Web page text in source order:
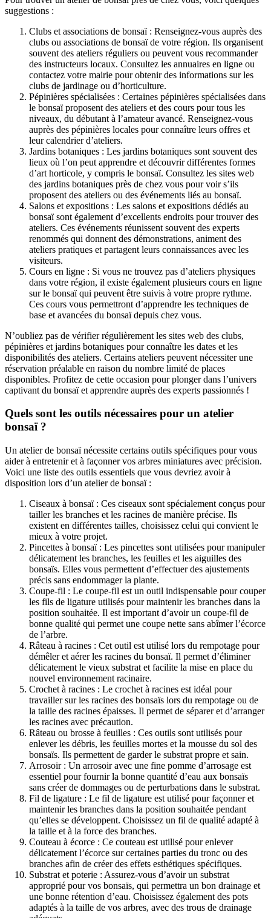
suggestions :
Clubs et associations de bonsaï : Renseignez-vous auprès des
clubs ou associations de bonsaï de votre région. Ils organisent
souvent des ateliers réguliers ou peuvent vous recommander
des instructeurs locaux. Consultez les annuaires en ligne ou
contactez votre mairie pour obtenir des informations sur les
clubs de jardinage ou d’horticulture.
Pépinières spécialisées : Certaines pépinières spécialisées dans
le bonsaï proposent des ateliers et des cours pour tous les
niveaux, du débutant à l’amateur avancé. Renseignez-vous
auprès des pépinières locales pour connaître leurs offres et
leur calendrier d’ateliers.
Jardins botaniques : Les jardins botaniques sont souvent des
lieux où l’on peut apprendre et découvrir différentes formes
d’art horticole, y compris le bonsaï. Consultez les sites web
des jardins botaniques près de chez vous pour voir s’ils
proposent des ateliers ou des événements liés au bonsaï.
Salons et expositions : Les salons et expositions dédiés au
bonsaï sont également d’excellents endroits pour trouver des
ateliers. Ces événements réunissent souvent des experts
renommés qui donnent des démonstrations, animent des
ateliers pratiques et partagent leurs connaissances avec les
visiteurs.
Cours en ligne : Si vous ne trouvez pas d’ateliers physiques
dans votre région, il existe également plusieurs cours en ligne
sur le bonsaï qui peuvent être suivis à votre propre rythme.
Ces cours vous permettront d’apprendre les techniques de
base et avancées du bonsaï depuis chez vous.
N’oubliez pas de vérifier régulièrement les sites web des clubs,
pépinières et jardins botaniques pour connaître les dates et les
disponibilités des ateliers. Certains ateliers peuvent nécessiter une
réservation préalable en raison du nombre limité de places
disponibles. Profitez de cette occasion pour plonger dans l’univers
captivant du bonsaï et apprendre auprès des experts passionnés !
Quels sont les outils nécessaires pour un atelier
bonsaï ?
Un atelier de bonsaï nécessite certains outils spécifiques pour vous
aider à entretenir et à façonner vos arbres miniatures avec précision.
Voici une liste des outils essentiels que vous devriez avoir à
disposition lors d’un atelier de bonsaï :
Ciseaux à bonsaï : Ces ciseaux sont spécialement conçus pour
tailler les branches et les racines de manière précise. Ils
existent en différentes tailles, choisissez celui qui convient le
mieux à votre projet.
Pincettes à bonsaï : Les pincettes sont utilisées pour manipuler
délicatement les branches, les feuilles et les aiguilles des
bonsaïs. Elles vous permettent d’effectuer des ajustements
précis sans endommager la plante.
Coupe-fil : Le coupe-fil est un outil indispensable pour couper
les fils de ligature utilisés pour maintenir les branches dans la
position souhaitée. Il est important d’avoir un coupe-fil de
bonne qualité qui permet une coupe nette sans abîmer l’écorce
de l’arbre.
Râteau à racines : Cet outil est utilisé lors du rempotage pour
démêler et aérer les racines du bonsaï. Il permet d’éliminer
délicatement le vieux substrat et facilite la mise en place du
nouvel environnement racinaire.
Crochet à racines : Le crochet à racines est idéal pour
travailler sur les racines des bonsaïs lors du rempotage ou de
la taille des racines épaisses. Il permet de séparer et d’arranger
les racines avec précaution.
Râteau ou brosse à feuilles : Ces outils sont utilisés pour
enlever les débris, les feuilles mortes et la mousse du sol des
bonsaïs. Ils permettent de garder le substrat propre et sain.
Arrosoir : Un arrosoir avec une fine pomme d’arrosage est
essentiel pour fournir la bonne quantité d’eau aux bonsaïs
sans créer de dommages ou de perturbations dans le substrat.
Fil de ligature : Le fil de ligature est utilisé pour façonner et
maintenir les branches dans la position souhaitée pendant
qu’elles se développent. Choisissez un fil de qualité adapté à
la taille et à la force des branches.
Couteau à écorce : Ce couteau est utilisé pour enlever
délicatement l’écorce sur certaines parties du tronc ou des
branches afin de créer des effets esthétiques spécifiques.
Substrat et poterie : Assurez-vous d’avoir un substrat
approprié pour vos bonsaïs, qui permettra un bon drainage et
une bonne rétention d’eau. Choisissez également des pots
adaptés à la taille de vos arbres, avec des trous de drainage